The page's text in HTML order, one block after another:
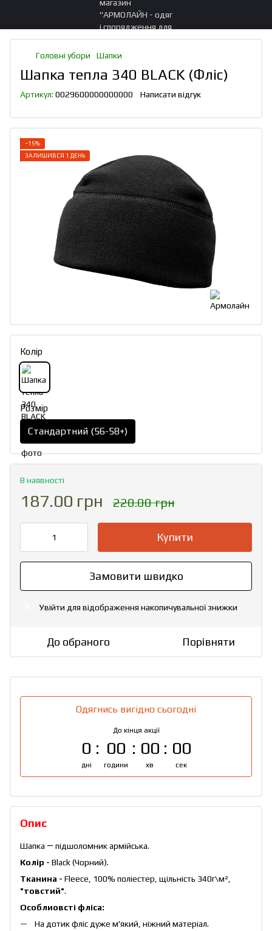
Головні убори Шапки
Шапка тепла 340 BLACK (Фліс)
Артикул: 0029600000000000 Написати відгук
−15%
ЗАЛИШИВСЯ 1 ДЕНЬ
Колір
Розмір
Стандартний (56-58+)
В наявності
187.00 грн 220.00 грн
Купити
Замовити швидко
Увійти для відображення накопичувальної знижки
До обраного Порівняти
Одягнись вигідно сьогодні
До кінця акції
0
дні
00
години
00
хв
00
сек
Опис
Шапка ― підшоломник армійська.
Колір - Black (Чорний).
Тканина - Fleece, 100% поліестер, щільність 340г\м²,
"товстий".
Особлиовсті фліса:
На дотик фліс дуже м'який, ніжний матеріал.